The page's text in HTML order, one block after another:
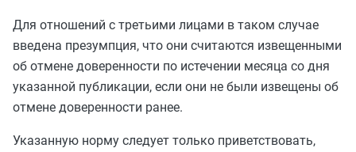
Для отношений с третьими лицами в таком случае
введена презумпция, что они считаются извещенными
об отмене доверенности по истечении месяца со дня
указанной публикации, если они не были извещены об
отмене доверенности ранее.
Указанную норму следует только приветствовать,